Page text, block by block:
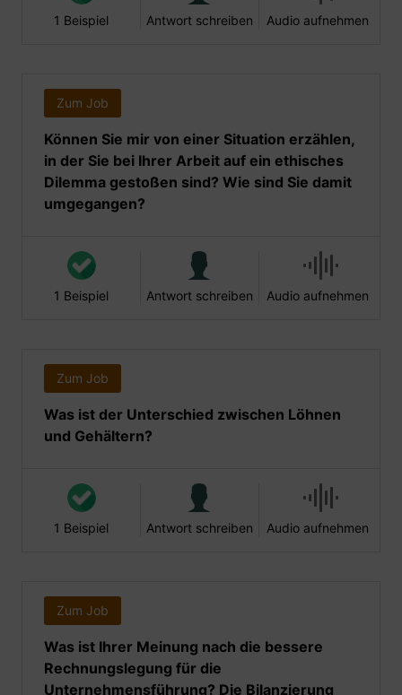
1 Beispiel Antwort schreiben Audio aufnehmen
Zum Job
Können Sie mir von einer Situation erzählen,
in der Sie bei Ihrer Arbeit auf ein ethisches
Dilemma gestoßen sind? Wie sind Sie damit
umgegangen?
1 Beispiel Antwort schreiben Audio aufnehmen
Zum Job
Was ist der Unterschied zwischen Löhnen
und Gehältern?
1 Beispiel Antwort schreiben Audio aufnehmen
Zum Job
Was ist Ihrer Meinung nach die bessere
Rechnungslegung für die
Unternehmensführung? Die Bilanzierung